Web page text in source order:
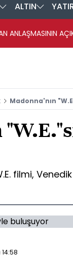
ALTIN
ANLAŞMASININ
Madonna'nın
filmi,